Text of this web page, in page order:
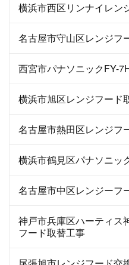
横浜市西区リンナイレン
名古屋市守山区レンジフ
西宮市パナソニックFY-
横浜市旭区レンジフード
名古屋市熱田区レンジフ
横浜市鶴見区パナソニッ
名古屋市中区レンジーフ
神戸市兵庫区ハーティス
フード取替工事